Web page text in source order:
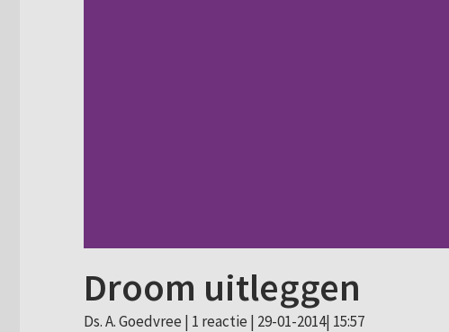
Droom uitleggen
Ds. A. Goedvree | 1 reactie | 29-01-2014| 15:57